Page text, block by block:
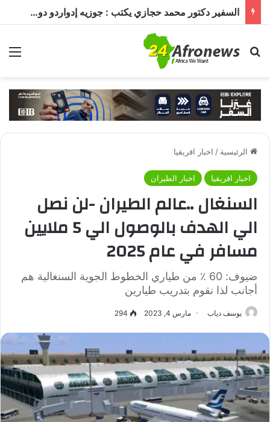
السفير دكتور محمد حجازي يكتب : جوزيه إدواردو دوس سانتوس… قائد أنغولا في مرحلة بناء الدولة وتعزيز الشراكة مع القاهرة
بحث عن
الرئيسية / اخبار افريقيا
اخبار افريقيا اخبار الطيران
السنغال ..عالم الطيران -لن نصل
الي الهدف بالوصول الي 5 ملايين
مسافر في عام 2025
ضيوف: 60 ٪ من طياري الخطوط الجوية السنغالية هم
أجانب لذا نقوم بتدريب طيارين
يوسف دياب مارس 4, 2023 294